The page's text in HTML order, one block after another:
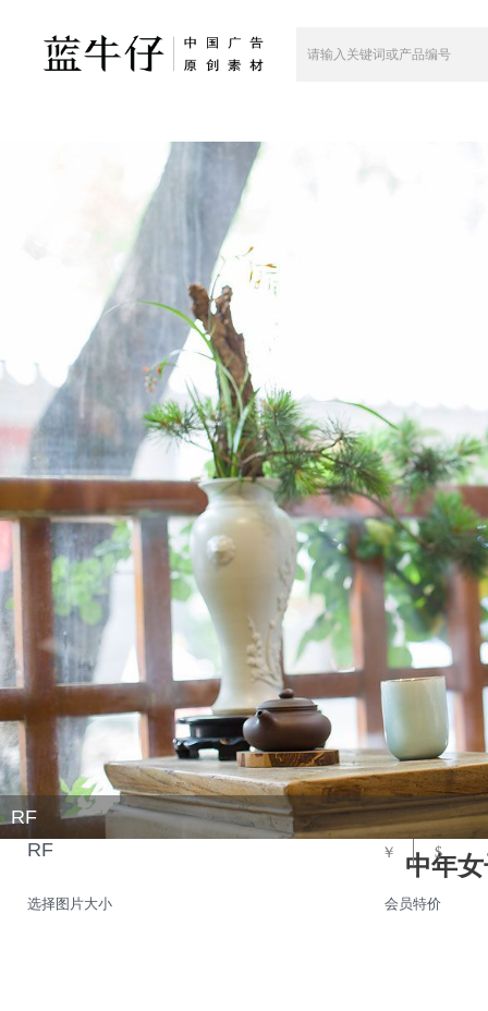
RF
中年
选择图片大小 会员特价
RF ￥ $